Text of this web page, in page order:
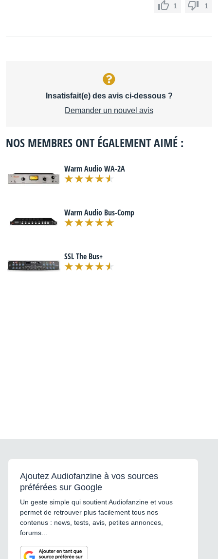
1 1
Insatisfait(e) des avis ci-dessous ?
Demander un nouvel avis
NOS MEMBRES ONT ÉGALEMENT AIMÉ :
Warm Audio WA-2A
Warm Audio Bus-Comp
SSL The Bus+
Ajoutez Audiofanzine à vos sources
préférées sur Google
Un geste simple qui soutient Audiofanzine et vous
permet de retrouver plus facilement tous nos
contenus : news, tests, avis, petites annonces,
forums...